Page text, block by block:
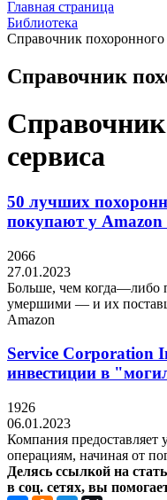
Главная страница
Библиотека
Справочник похоронного
Справочник
сервиса
50 лучших
покупают у
2066
27.01.2023
Больше, чем когда—либо
умершими — и их
Amazon
Service Corporation
инвестиции в
1926
06.01.2023
Компания
операциям, начиная от
Делясь ссылкой на
в соц. сетях, вы